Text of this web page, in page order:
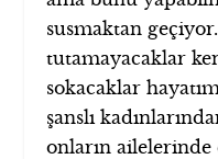
susmaktan
tutamayacaklar
sokacaklar
şanslı
onların ailelerinde